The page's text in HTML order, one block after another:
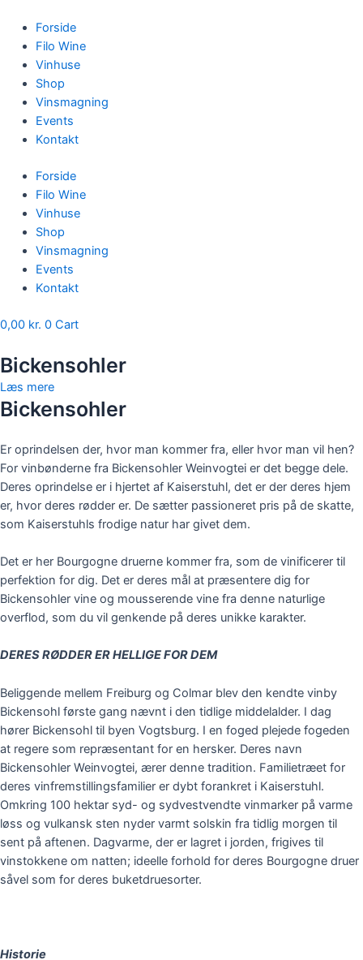
content
Forside
Filo Wine
Vinhuse
Shop
Vinsmagning
Events
Kontakt
Forside
Filo Wine
Vinhuse
Shop
Vinsmagning
Events
Kontakt
0,00 kr. 0 Cart
Bickensohler
Læs mere
Bickensohler
Er oprindelsen der, hvor man kommer fra, eller hvor man vil hen?
For vinbønderne fra Bickensohler Weinvogtei er det begge dele.
Deres oprindelse er i hjertet af Kaiserstuhl, det er der deres hjem
er, hvor deres rødder er. De sætter passioneret pris på de skatte,
som Kaiserstuhls frodige natur har givet dem.
Det er her Bourgogne druerne kommer fra, som de vinificerer til
perfektion for dig. Det er deres mål at præsentere dig for
Bickensohler vine og mousserende vine fra denne naturlige
overflod, som du vil genkende på deres unikke karakter.
DERES RØDDER ER HELLIGE FOR DEM
Beliggende mellem Freiburg og Colmar blev den kendte vinby
Bickensohl første gang nævnt i den tidlige middelalder. I dag
hører Bickensohl til byen Vogtsburg. I en foged plejede fogeden
at regere som repræsentant for en hersker. Deres navn
Bickensohler Weinvogtei, ærer denne tradition. Familietræet for
deres vinfremstillingsfamilier er dybt forankret i Kaiserstuhl.
Omkring 100 hektar syd- og sydvestvendte vinmarker på varme
løss og vulkansk sten nyder varmt solskin fra tidlig morgen til
sent på aftenen. Dagvarme, der er lagret i jorden, frigives til
vinstokkene om natten; ideelle forhold for deres Bourgogne druer
såvel som for deres buketdruesorter.
Historie